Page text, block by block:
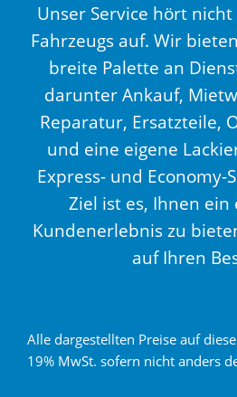
Unser Service hört
Fahrzeugs auf. Wir
breite Palette an
darunter Ankauf,
Reparatur, Ersatzteile,
und eine eigene
Express- und Economy-
Ziel ist es, Ihnen ein
Kundenerlebnis zu
auf Ihren
Alle dargestellten Preise auf
19% MwSt. sofern nicht anders